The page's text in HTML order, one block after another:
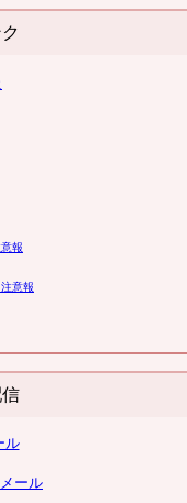
報
意報
ル
ール